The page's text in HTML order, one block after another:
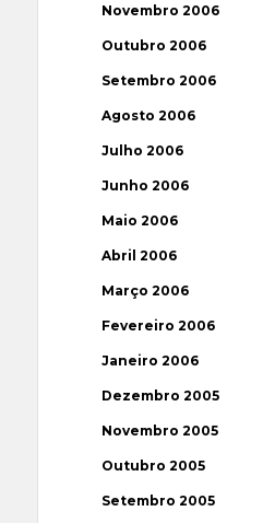
Novembro 2006
Outubro 2006
Setembro 2006
Agosto 2006
Julho 2006
Junho 2006
Maio 2006
Abril 2006
Março 2006
Fevereiro 2006
Janeiro 2006
Dezembro 2005
Novembro 2005
Outubro 2005
Setembro 2005